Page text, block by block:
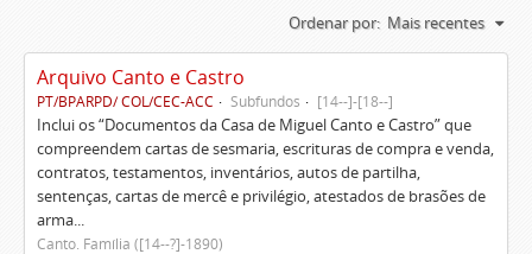
Ordenar por: Mais recentes
Arquivo Canto e Castro
PT/BPARPD/ COL/CEC-ACC Subfundos [14--]-[18--]
Inclui os “Documentos da Casa de Miguel Canto e Castro” que
compreendem cartas de sesmaria, escrituras de compra e venda,
contratos, testamentos, inventários, autos de partilha,
sentenças, cartas de mercê e privilégio, atestados de brasões de
arma...
Canto. Família ([14--?]-1890)